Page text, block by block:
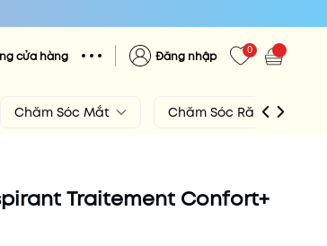
cửa hàng Đăng nhập 0
Chăm Sóc Mắt Chăm Sóc Răng Miệng
Traitement Confort+